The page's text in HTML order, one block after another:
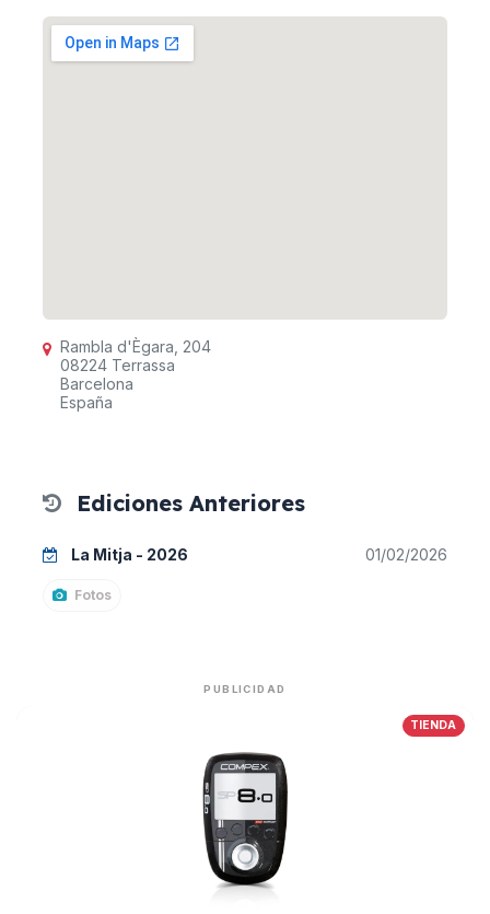
Rambla d'Ègara, 204
08224 Terrassa
Barcelona
España
Ediciones Anteriores
La Mitja - 2026 01/02/2026
Fotos
PUBLICIDAD
TIENDA